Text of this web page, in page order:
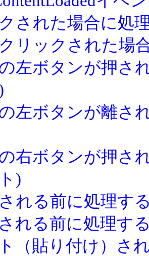
された場合に処
リックされた場
左ボタンが押さ
左ボタンが離さ
右ボタンが押さ
)
れる前に処理す
れる前に処理す
（貼り付け）さ